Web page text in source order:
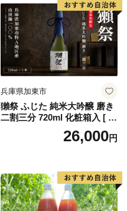
兵庫県加東市
獺祭 ふじた 純米大吟醸 磨き
二割三分 720ml 化粧箱入 [ 加
東市特A地区 藤田産山田錦
日本酒 酒 お酒 四合瓶 贈答品
26,000円